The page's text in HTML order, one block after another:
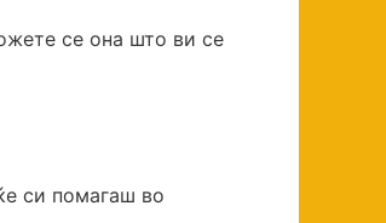
се она што ви се
си помагаш во